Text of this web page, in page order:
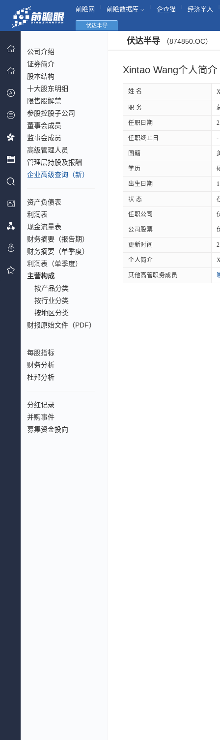
前瞻网 前瞻数据库 企查猫 经济学人
伏达半导
公司介绍
证券简介
股本结构
十大股东明细
限售股解禁
参股控股子公司
董事会成员
监事会成员
高级管理人员
管理层持股及报酬
企业高级查询（新）
资产负债表
利润表
现金流量表
财务摘要（报告期）
财务摘要（单季度）
利润表（单季度）
主营构成
按产品分类
按行业分类
按地区分类
财报原始文件（PDF）
每股指标
财务分析
杜邦分析
分红记录
并购事件
募集资金投向
伏达半导 （874850.OC）
Xintao Wang个人简介
姓 名
职 务
任职日期
任职终止日 -
国籍
学历
出生日期
状 态
任职公司
公司股票
更新时间
个人简介
其他高管职务成员